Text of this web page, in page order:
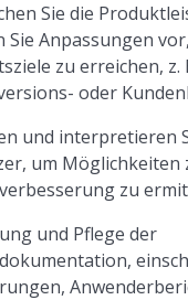
Sie die
Sie Anpassungen
zu erreichen,
oder
und interpretieren
um Möglichkeiten
zu
und Pflege der